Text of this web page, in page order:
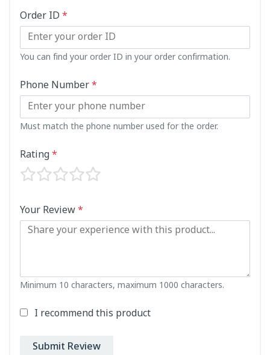
Order ID *
You can find your order ID in your order confirmation.
Phone Number*
Must match the phone number used for the order.
Rating*
Your Review*
Minimum 10 characters, maximum 1000 characters.
I recommend this product
Submit Review